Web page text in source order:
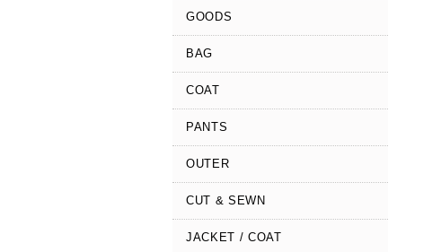
GOODS
BAG
COAT
PANTS
OUTER
CUT & SEWN
JACKET / COAT